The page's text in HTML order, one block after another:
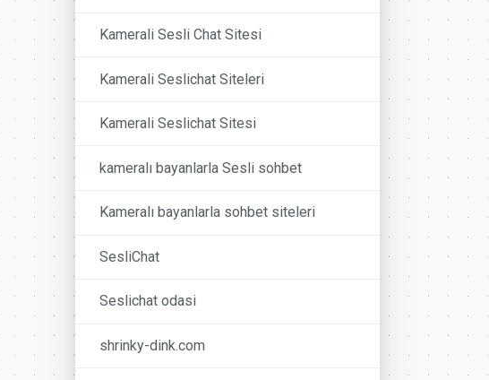
Kamerali Sesli Chat Sitesi
Kamerali Seslichat Siteleri
Kamerali Seslichat Sitesi
kameralı bayanlarla Sesli sohbet
Kameralı bayanlarla sohbet siteleri
SesliChat
Seslichat odasi
shrinky-dink.com